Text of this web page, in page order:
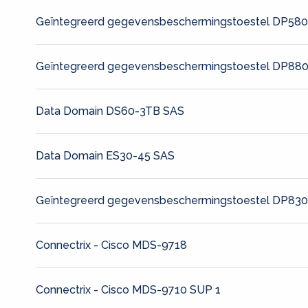
Geïntegreerd gegevensbeschermingstoestel
Geïntegreerd gegevensbeschermingstoestel
Data Domain DS60-3TB SAS
Data Domain ES30-45 SAS
Geïntegreerd gegevensbeschermingstoestel
Connectrix - Cisco MDS-9718
Connectrix - Cisco MDS-9710 SUP 1